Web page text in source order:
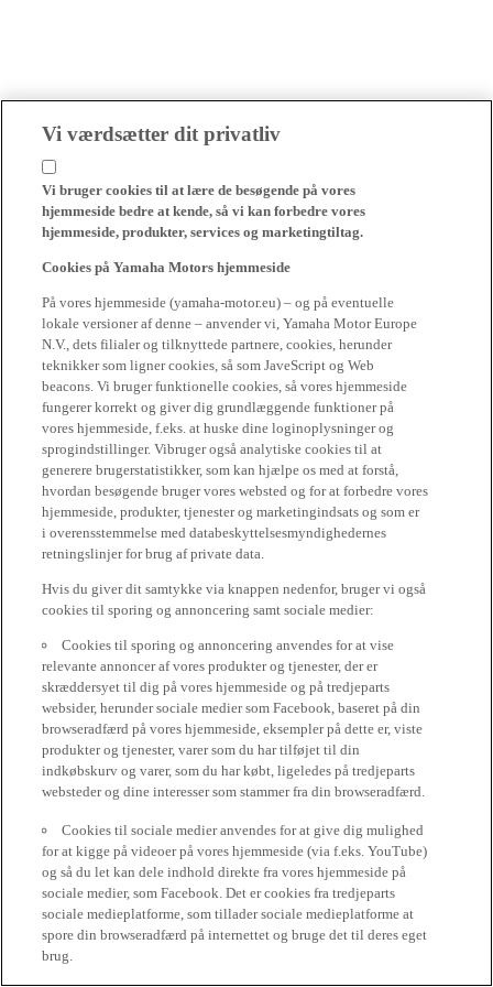
Vi værdsætter dit privatliv
Vi bruger cookies til at lære de besøgende på vores
hjemmeside bedre at kende, så vi kan forbedre vores
hjemmeside, produkter, services og marketingtiltag.
Cookies på Yamaha Motors hjemmeside
På vores hjemmeside (yamaha-motor.eu) – og på eventuelle
lokale versioner af denne – anvender vi, Yamaha Motor Europe
N.V., dets filialer og tilknyttede partnere, cookies, herunder
teknikker som ligner cookies, så som JaveScript og Web
beacons. Vi bruger funktionelle cookies, så vores hjemmeside
fungerer korrekt og giver dig grundlæggende funktioner på
vores hjemmeside, f.eks. at huske dine loginoplysninger og
sprogindstillinger. Vibruger også analytiske cookies til at
generere brugerstatistikker, som kan hjælpe os med at forstå,
hvordan besøgende bruger vores websted og for at forbedre vores
hjemmeside, produkter, tjenester og marketingindsats og som er
i overensstemmelse med databeskyttelsesmyndighedernes
retningslinjer for brug af private data.
Hvis du giver dit samtykke via knappen nedenfor, bruger vi også
cookies til sporing og annoncering samt sociale medier:
Cookies til sporing og annoncering anvendes for at vise
relevante annoncer af vores produkter og tjenester, der er
skræddersyet til dig på vores hjemmeside og på tredjeparts
websider, herunder sociale medier som Facebook, baseret på din
browseradfærd på vores hjemmeside, eksempler på dette er, viste
produkter og tjenester, varer som du har tilføjet til din
indkøbskurv og varer, som du har købt, ligeledes på tredjeparts
websteder og dine interesser som stammer fra din browseradfærd.
Cookies til sociale medier anvendes for at give dig mulighed
for at kigge på videoer på vores hjemmeside (via f.eks. YouTube)
og så du let kan dele indhold direkte fra vores hjemmeside på
sociale medier, som Facebook. Det er cookies fra tredjeparts
sociale medieplatforme, som tillader sociale medieplatforme at
spore din browseradfærd på internettet og bruge det til deres eget
brug.